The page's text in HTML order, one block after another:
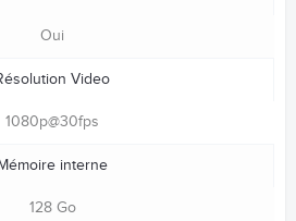
Oui
Video
1080p@30fps
interne
128 Go